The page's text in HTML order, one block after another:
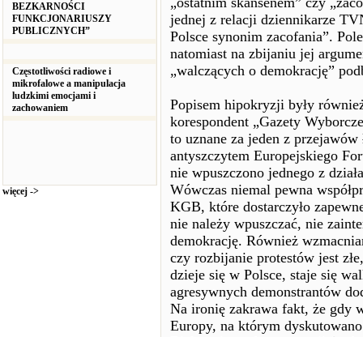
BEZKARNOŚCI
FUNKCJONARIUSZY
PUBLICZNYCH”
Częstotliwości radiowe i
mikrofalowe a manipulacja
ludzkimi emocjami i
zachowaniem
więcej ->
jednej z relacji dziennikarze
Polsce synonim zacofania”.
natomiast na zbijaniu jej
„walczących o demokrację”
Popisem hipokryzji były
korespondent „Gazety
to uznane za jeden z
antyszczytem Europejskiego
nie wpuszczono jednego z
Wówczas niemal pewna
KGB, które dostarczyło
nie należy wpuszczać, nie
demokrację. Również
czy rozbijanie protestów jest
dzieje się w Polsce, staje się
agresywnych demonstrantów
Na ironię zakrawa fakt, że gdy
Europy, na którym